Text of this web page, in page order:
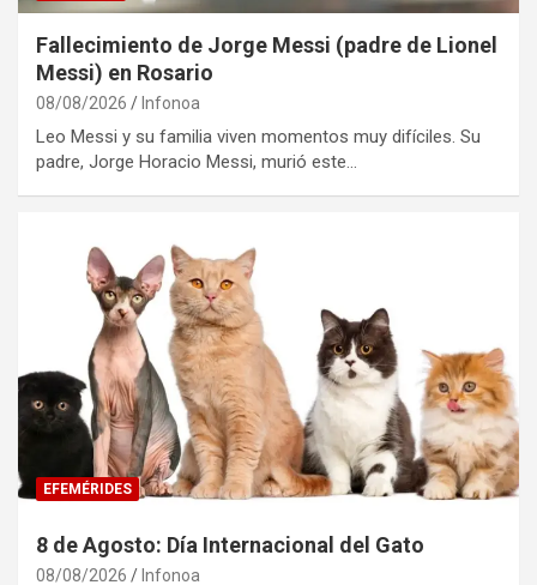
Fallecimiento de Jorge Messi (padre de Lionel
Messi) en Rosario
08/08/2026 Infonoa
Leo Messi y su familia viven momentos muy difíciles. Su
padre, Jorge Horacio Messi, murió este…
EFEMÉRIDES
8 de Agosto: Día Internacional del Gato
08/08/2026 Infonoa